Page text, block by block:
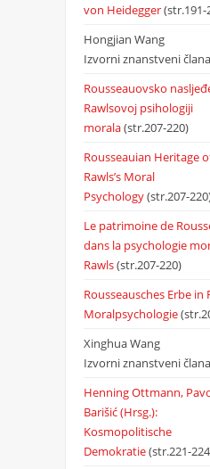
von Heidegger(str.191-
Hongjian Wang
Izvorni znanstveni
Rousseauovsko
Rawlsovoj psihologiji
morala(str.207-220)
Rousseauian Heritage
Rawls’s Moral
Psychology(str.207-
Le patrimoine de
dans la psychologie
Rawls(str.207-220)
Rousseausches Erbe in
Moralpsychologie
Xinghua Wang
Izvorni znanstveni
Henning Ottmann,
Barišić (Hrsg.):
Kosmopolitische
Demokratie(str.221-